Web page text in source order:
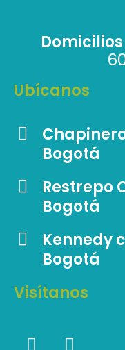
Domicilios
Ubícanos
Bogotá
Restrepo
Bogotá
Kennedy
Bogotá
Visítanos
F I